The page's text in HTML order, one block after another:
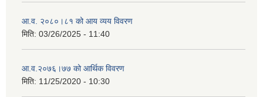
आ.व. २०८०।८१ को आय व्यय विवरण
मिति: 03/26/2025 - 11:40
आ.व.२०७६।७७ को आर्थिक विवरण
मिति: 11/25/2020 - 10:30